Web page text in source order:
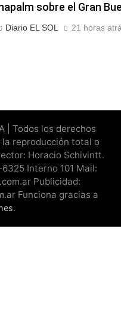
sobre el Gran
Diario EL SOL 21 horas
| Todos los derechos
reproducción total o
Horacio Schivintt.
Interno 101 Mail:
Publicidad:
Funciona gracias a
.